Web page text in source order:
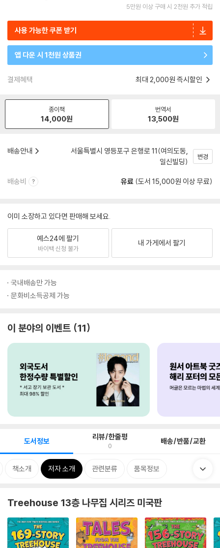
5만원 이상 구매 시 2천원 추가 적립
사용 가능한 쿠폰 받기
앱 다운 시 1천원 상품권
결제혜택 최대 2,000원 즉시할인
종이책
14,000원
번역서
13,500원
배송안내
서울특별시 영등포구 은행로 11(여의도동,
일신빌딩)
변경
배송비 유료 (도서 15,000원 이상 무료)
이미 소장하고 있다면 판매해 보세요.
예스24에 팔기
바이백 신청 불가
내 가게에서 팔기
국내배송만 가능
문화비소득공제 가능
이 분야의 이벤트 11
도서정보 리뷰/한줄평
0 배송/반품/교환
책소개 저자 소개 관련분류 품목정보
Treehouse 13층 나무집 시리즈 미국판